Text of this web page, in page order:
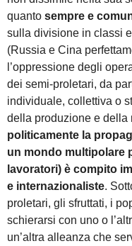
quanto sempre e
sulla divisione in classi
(Russia e Cina
l’oppressione degli
dei semi-proletari, da
individuale, collettiva o
della produzione e della
politicamente la
un mondo multipolare
lavoratori) è compito
e internazionaliste.
proletari, gli sfruttati, i
schierarsi con uno o
un’altra alleanza che